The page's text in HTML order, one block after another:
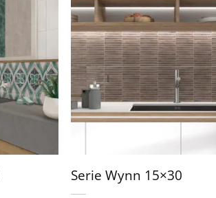
Serie Wynn 15×30